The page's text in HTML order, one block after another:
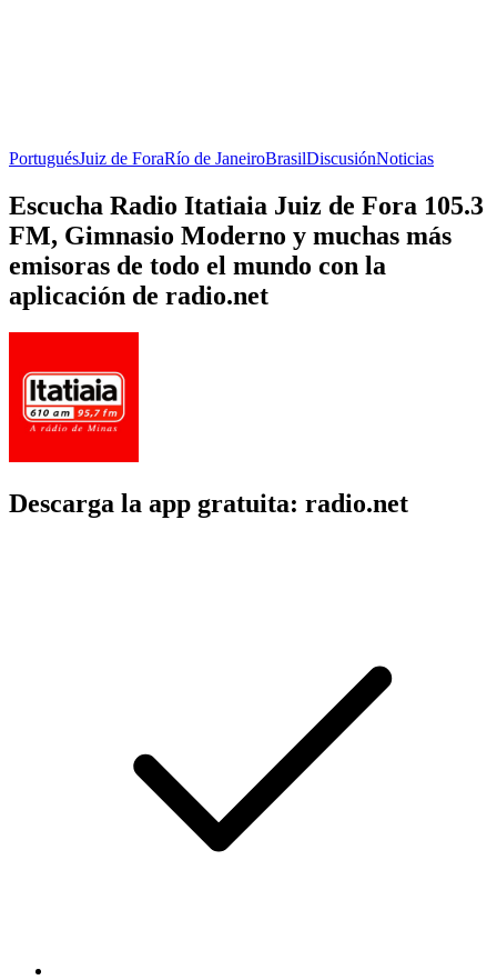
PortuguésJuiz de ForaRío de JaneiroBrasilDiscusiónNoticias
Escucha Radio Itatiaia Juiz de Fora 105.3
FM, Gimnasio Moderno y muchas más
emisoras de todo el mundo con la
aplicación de radio.net
Descarga la app gratuita: radio.net